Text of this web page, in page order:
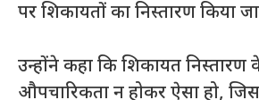
पर शिकायतों का निस्तारण किया
उन्होंने कहा कि शिकायत
औपचारिकता न होकर ऐसा हो,